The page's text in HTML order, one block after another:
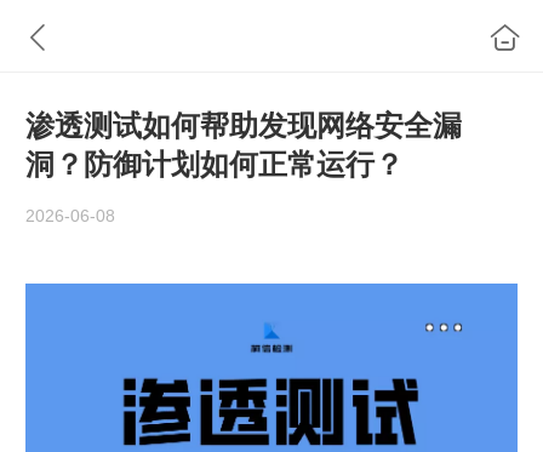
渗透测试如何帮助发现网络安全漏
洞？防御计划如何正常运行？
2026-06-08